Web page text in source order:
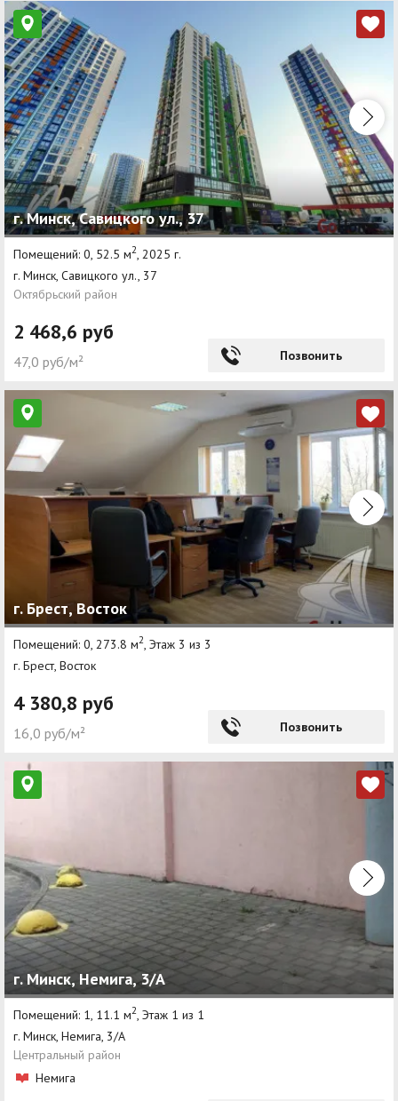
г. Минск, Савицкого ул., 37
Помещений: 0, 52.5 м2, 2025 г.
г. Минск, Савицкого ул., 37
Октябрьский район
2 468,6 руб
47,0 руб/м² Позвонить
г. Брест, Восток
Помещений: 0, 273.8 м2 , Этаж 3 из 3
г. Брест, Восток
4 380,8 руб
16,0 руб/м² Позвонить
г. Минск, Немига, 3/А
Помещений: 1, 11.1 м2, Этаж 1 из 1
г. Минск, Немига, 3/А
Центральный район
Немига